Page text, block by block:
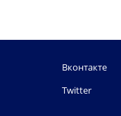
Вконтакте
Twitter